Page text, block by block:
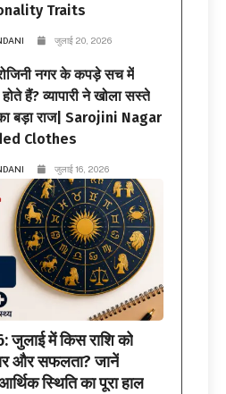
Traits
जुलाई 20, 2026
नगर के कपड़े सच में
हैं? व्यापारी ने खोला सस्ते
बड़ा राज| Sarojini Nagar
Clothes
जुलाई 16, 2026
जुलाई में किस राशि को
और सफलता? जानें
स्थिति का पूरा हाल